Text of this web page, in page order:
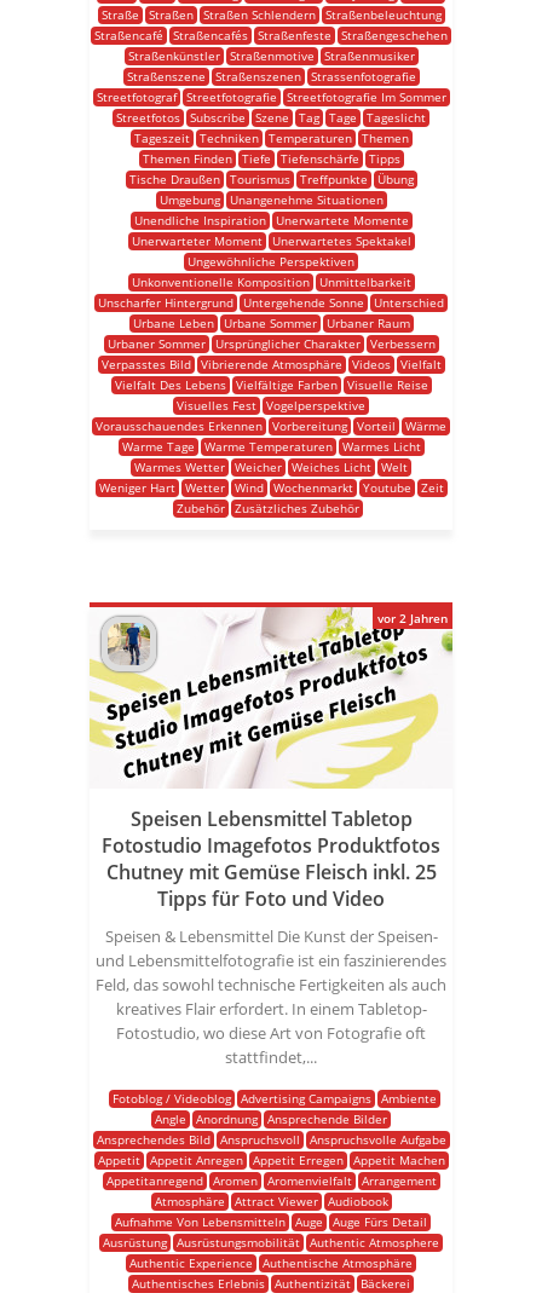
Straße
Straßen Straßen Schlendern
Straßenbeleuchtung
Straßencafé
Straßencafés Straßenfeste
Straßengeschehen
Straßenkünstler
Straßenmotive
Straßenmusiker
Straßenszene
Straßenszenen
Strassenfotografie
Streetfotograf
Streetfotografie
Streetfotografie Im Sommer
Streetfotos Subscribe Szene Tag Tage
Tageslicht
Tageszeit
Techniken Temperaturen
Themen
Themen Finden
Tiefe Tiefenschärfe
Tipps
Tische Draußen
Tourismus Treffpunkte
Übung
Umgebung
Unangenehme Situationen
Unendliche Inspiration
Unerwartete Momente
Unerwarteter Moment
Unerwartetes Spektakel
Ungewöhnliche Perspektiven
Unkonventionelle Komposition
Unmittelbarkeit
Unscharfer Hintergrund
Untergehende Sonne
Unterschied
Urbane Leben
Urbane Sommer
Urbaner Raum
Urbaner Sommer
Ursprünglicher Charakter
Verbessern
Verpasstes Bild
Vibrierende Atmosphäre Videos
Vielfalt
Vielfalt Des Lebens
Vielfältige Farben
Visuelle Reise
Visuelles Fest Vogelperspektive
Vorausschauendes Erkennen Vorbereitung Vorteil
Wärme
Warme Tage
Warme Temperaturen
Warmes Licht
Warmes Wetter Weicher Weiches Licht Welt
Weniger Hart
Wetter Wind Wochenmarkt Youtube
Zeit
Zubehör Zusätzliches Zubehör
Speisen Lebensmittel Tabletop
Fotostudio Imagefotos Produktfotos
Chutney mit Gemüse Fleisch inkl. 25
Tipps für Foto und Video
Speisen & Lebensmittel Die Kunst der Speisen-
und Lebensmittelfotografie ist ein faszinierendes
Feld, das sowohl technische Fertigkeiten als auch
kreatives Flair erfordert. In einem Tabletop-
Fotostudio, wo diese Art von Fotografie oft
stattfindet,...
Fotoblog / Videoblog Advertising Campaigns
Ambiente
Angle
Anordnung Ansprechende Bilder
Ansprechendes Bild
Anspruchsvoll
Anspruchsvolle Aufgabe
Appetit
Appetit Anregen Appetit Erregen
Appetit Machen
Appetitanregend
Aromen Aromenvielfalt
Arrangement
Atmosphäre
Attract Viewer
Audiobook
Aufnahme Von Lebensmitteln Auge
Auge Fürs Detail
Ausrüstung Ausrüstungsmobilität Authentic Atmosphere
Authentic Experience
Authentische Atmosphäre
Authentisches Erlebnis Authentizität
Bäckerei
vor 2 Jahren